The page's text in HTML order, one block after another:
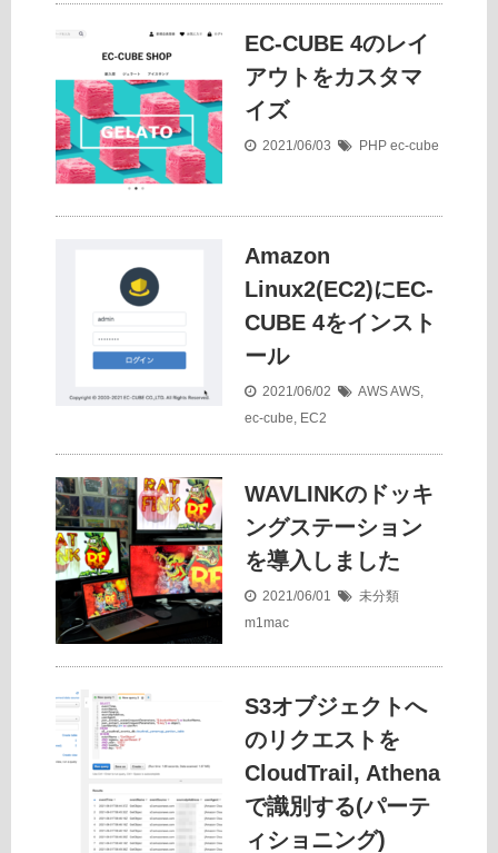
EC-CUBE 4のレイ
アウトをカスタマ
イズ
2021/06/03 PHP ec-cube
Amazon
Linux2(EC2)にEC-
CUBE 4をインスト
ール
2021/06/02 AWSAWS,
ec-cube, EC2
WAVLINKのドッキ
ングステーション
を導入しました
2021/06/01
未分類
m1mac
S3オブジェクトへ
のリクエストを
CloudTrail, Athena
で識別する(パーテ
ィショニング)